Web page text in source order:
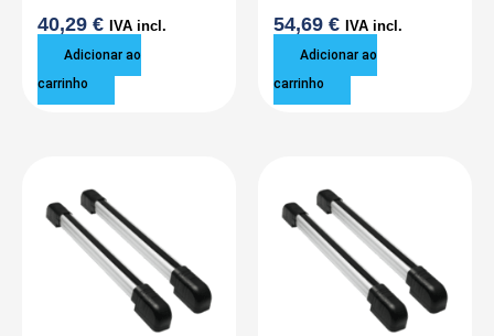
40,29 € IVA incl.
Adicionar ao
carrinho
54,69 € IVA incl.
Adicionar ao
carrinho